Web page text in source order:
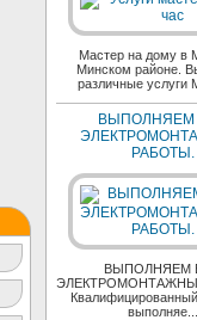
Мастер на дому в
Минском районе.
различные услуги
ВЫПОЛНЯЕМ
РАБОТЫ.
ВЫПОЛНЯЕМ
выполняе...